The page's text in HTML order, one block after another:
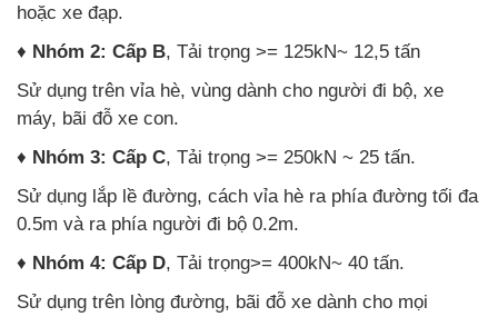
hoặc xe đạp.
♦ Nhóm 2: Cấp B, Tải trọng >= 125kN~ 12,5 tấn
Sử dụng trên vỉa hè, vùng dành cho người đi bộ, xe
máy, bãi đỗ xe con.
♦ Nhóm 3: Cấp C, Tải trọng >= 250kN ~ 25 tấn.
Sử dụng lắp lề đường, cách vỉa hè ra phía đường tối đa
0.5m và ra phía người đi bộ 0.2m.
♦ Nhóm 4: Cấp D, Tải trọng>= 400kN~ 40 tấn.
Sử dụng trên lòng đường, bãi đỗ xe dành cho mọi